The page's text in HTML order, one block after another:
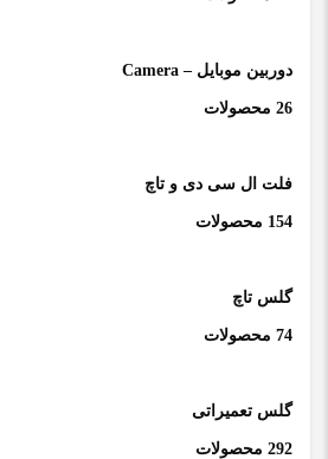
دوربین موبایل – Camera
26 محصولات
فلت ال سی دی و تاچ
154 محصولات
گلس تاچ
74 محصولات
گلس تعمیراتی
292 محصولات